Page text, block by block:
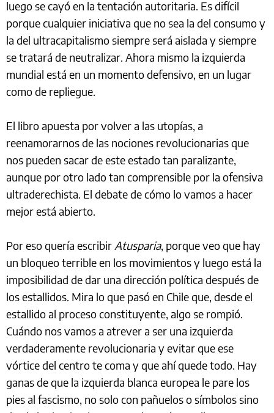
luego se cayó en la tentación autoritaria. Es difícil
porque cualquier iniciativa que no sea la del consumo y
la del ultracapitalismo siempre será aislada y siempre
se tratará de neutralizar. Ahora mismo la izquierda
mundial está en un momento defensivo, en un lugar
como de repliegue.
El libro apuesta por volver a las utopías, a
reenamorarnos de las nociones revolucionarias que
nos pueden sacar de este estado tan paralizante,
aunque por otro lado tan comprensible por la ofensiva
ultraderechista. El debate de cómo lo vamos a hacer
mejor está abierto.
Por eso quería escribir Atusparia, porque veo que hay
un bloqueo terrible en los movimientos y luego está la
imposibilidad de dar una dirección política después de
los estallidos. Mira lo que pasó en Chile que, desde el
estallido al proceso constituyente, algo se rompió.
Cuándo nos vamos a atrever a ser una izquierda
verdaderamente revolucionaria y evitar que ese
vórtice del centro te coma y que ahí quede todo. Hay
ganas de que la izquierda blanca europea le pare los
pies al fascismo, no solo con pañuelos o símbolos sino